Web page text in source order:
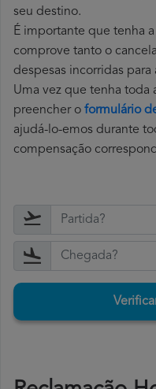
seu destino.
É importante que tenha
comprove tanto o
despesas incorridas
Uma vez que tenha toda
preencher o formulário
ajudá-lo-emos durante
compensação